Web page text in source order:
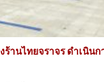
านไทยจราจร ดำเนินก